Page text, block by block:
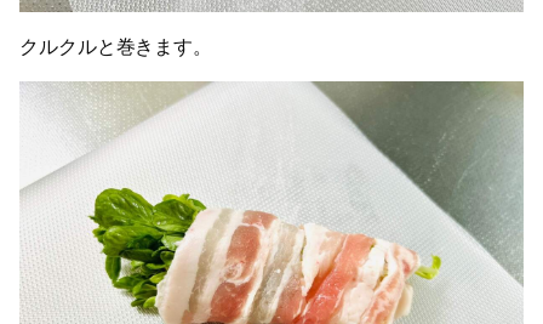
クルクルと巻きます。